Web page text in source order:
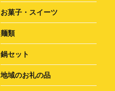
お菓子・スイーツ
麺類
鍋セット
地域のお礼の品